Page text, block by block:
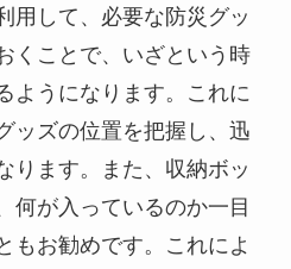
用して、必要な防災グッ
くことで、いざという時
ようになります。これに
ッズの位置を把握し、迅
ります。また、収納ボッ
何が入っているのか一目
もお勧めです。これによ